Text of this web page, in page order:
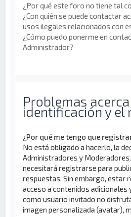
¿Por qué este foro no tiene tal
¿Con quién se puede contactar
usos ilegales relacionados con
¿Cómo puedo ponerme en
Administrador?
Problemas
identificación y el
¿Por qué me tengo que
No está obligado a hacerlo, la
Administradores y
necesitará registrarse para
respuestas. Sin embargo, estar
acceso a contenidos adicionales
como usuario invitado no
imagen personalizada (avatar),